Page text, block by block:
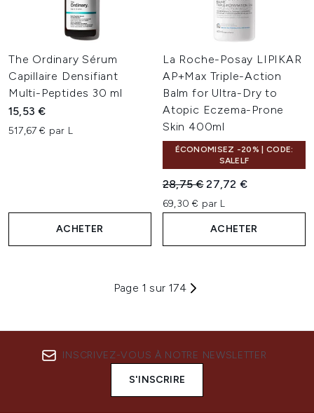
The Ordinary Sérum
Capillaire Densifiant
Multi-Peptides 30 ml
15,53 €
517,67 € par L
ACHETER
La Roche-Posay LIPIKAR
AP+Max Triple-Action
Balm for Ultra-Dry to
Atopic Eczema-Prone
Skin 400ml
ÉCONOMISEZ -20% | CODE:
SALELF
Prix de vente :
28,75 €Prix ​​actuel :
27,72 €
69,30 € par L
ACHETER
Page 1 sur 174
INSCRIVEZ-VOUS À NOTRE NEWSLETTER
S'INSCRIRE